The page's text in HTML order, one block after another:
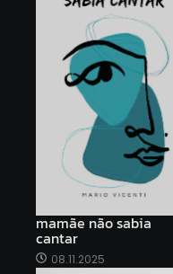
mamãe não sabia
cantar
08.11.2025